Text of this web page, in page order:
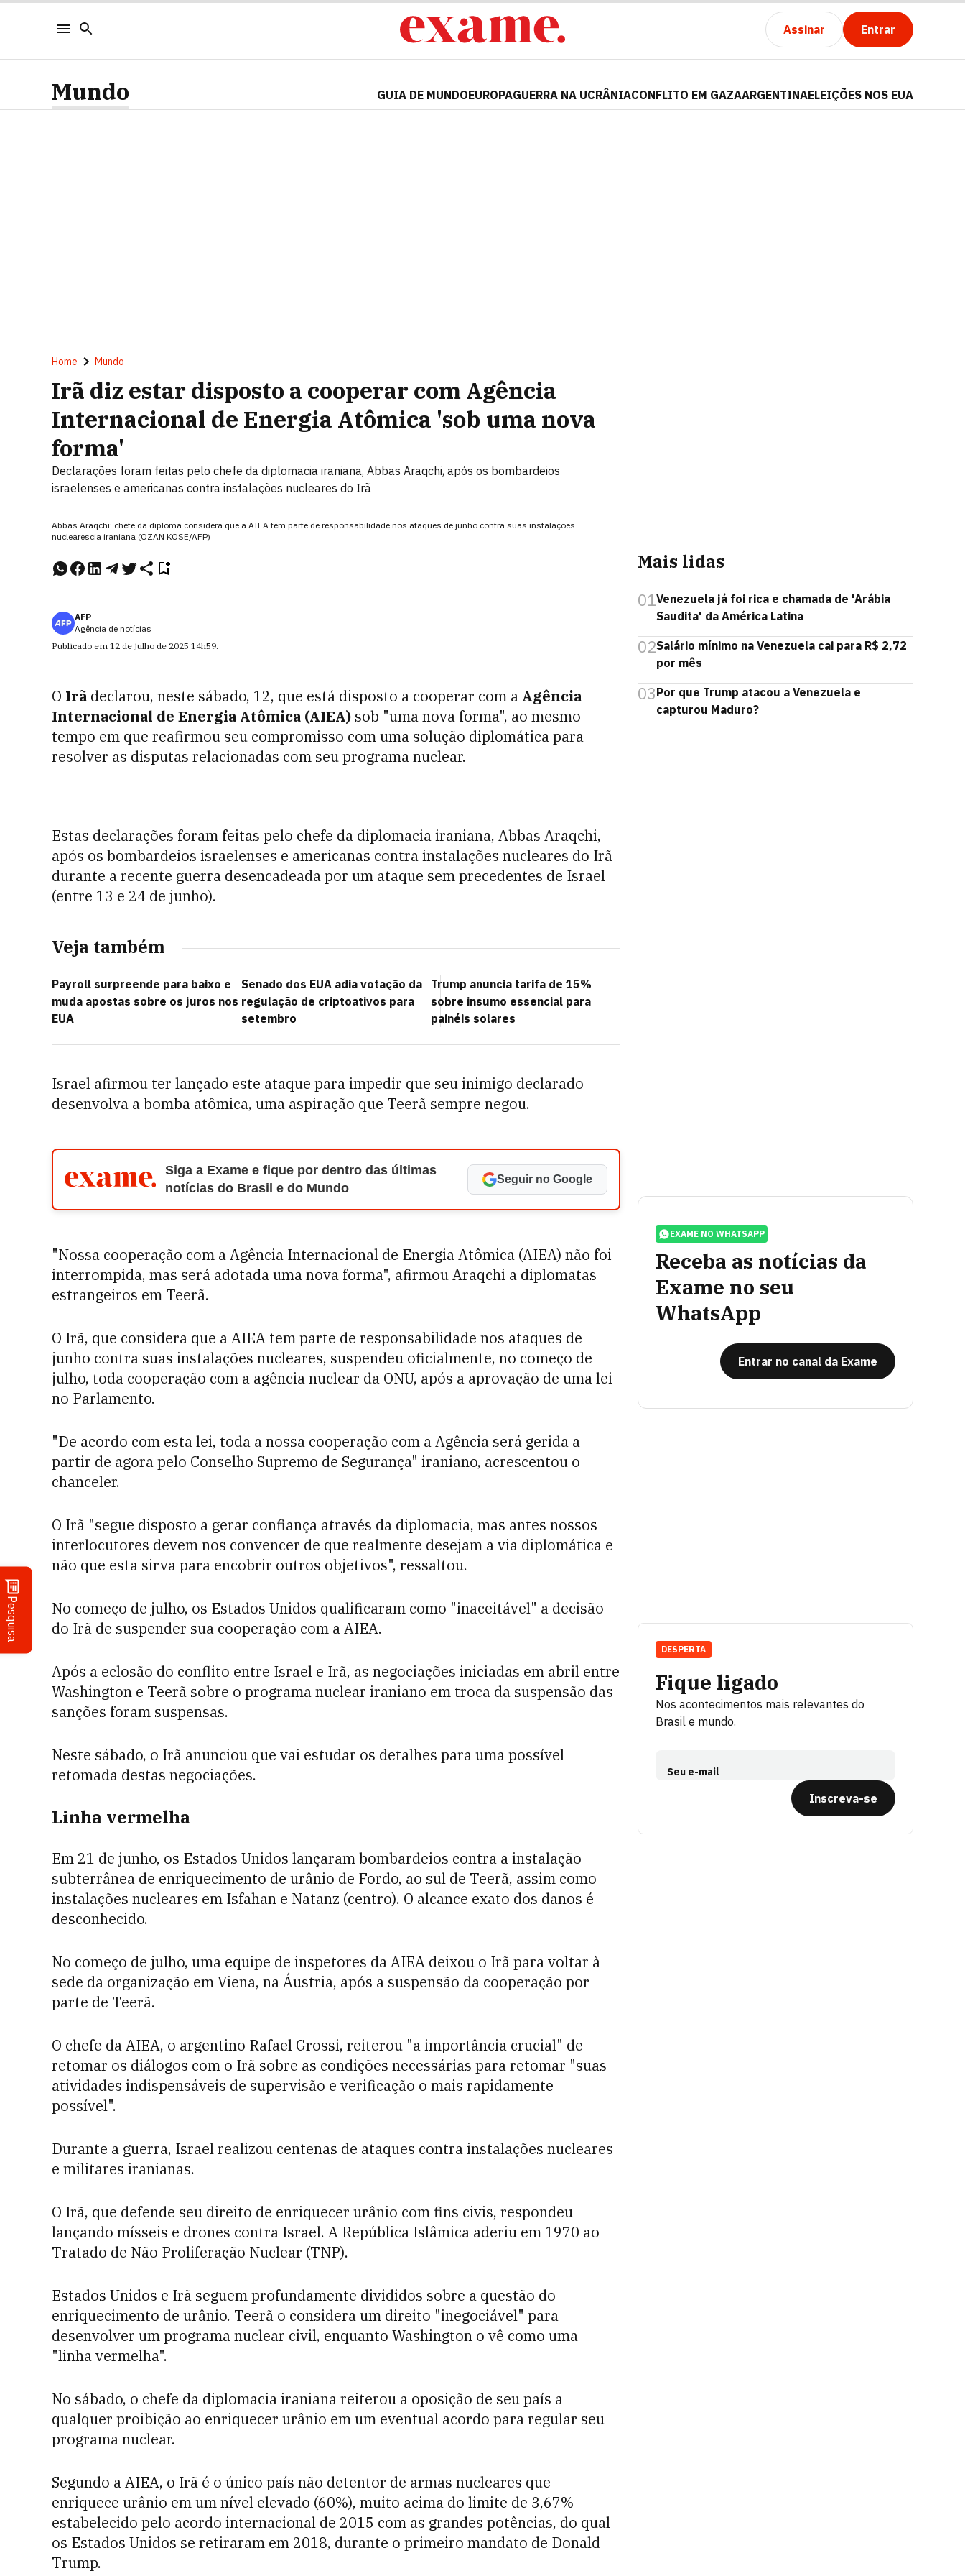
Assinar Entrar
Pesquisa
Mundo GUIA DE MUNDOEUROPAGUERRA NA UCRÂNIACONFLITO EM GAZAARGENTINAELEIÇÕES NOS EUA
Home Mundo
Irã diz estar disposto a cooperar com Agência
Internacional de Energia Atômica 'sob uma nova
forma'
Declarações foram feitas pelo chefe da diplomacia iraniana, Abbas Araqchi, após os bombardeios
israelenses e americanas contra instalações nucleares do Irã
Abbas Araqchi: chefe da diploma considera que a AIEA tem parte de responsabilidade nos ataques de junho contra suas instalações
nuclearescia iraniana (OZAN KOSE/AFP)
AFP
Agência de notícias
Publicado em 12 de julho de 2025 14h59.
O Irã declarou, neste sábado, 12, que está disposto a cooperar com a Agência
Internacional de Energia Atômica (AIEA) sob "uma nova forma", ao mesmo
tempo em que reafirmou seu compromisso com uma solução diplomática para
resolver as disputas relacionadas com seu programa nuclear.
Estas declarações foram feitas pelo chefe da diplomacia iraniana, Abbas Araqchi,
após os bombardeios israelenses e americanas contra instalações nucleares do Irã
durante a recente guerra desencadeada por um ataque sem precedentes de Israel
(entre 13 e 24 de junho).
Veja também
Payroll surpreende para baixo e
muda apostas sobre os juros nos
EUA
Senado dos EUA adia votação da
regulação de criptoativos para
setembro
Trump anuncia tarifa de 15%
sobre insumo essencial para
painéis solares
Israel afirmou ter lançado este ataque para impedir que seu inimigo declarado
desenvolva a bomba atômica, uma aspiração que Teerã sempre negou.
Siga a Exame e fique por dentro das últimas
notícias do Brasil e do Mundo
Seguir no Google
"Nossa cooperação com a Agência Internacional de Energia Atômica (AIEA) não foi
interrompida, mas será adotada uma nova forma", afirmou Araqchi a diplomatas
estrangeiros em Teerã.
O Irã, que considera que a AIEA tem parte de responsabilidade nos ataques de
junho contra suas instalações nucleares, suspendeu oficialmente, no começo de
julho, toda cooperação com a agência nuclear da ONU, após a aprovação de uma lei
no Parlamento.
"De acordo com esta lei, toda a nossa cooperação com a Agência será gerida a
partir de agora pelo Conselho Supremo de Segurança" iraniano, acrescentou o
chanceler.
O Irã "segue disposto a gerar confiança através da diplomacia, mas antes nossos
interlocutores devem nos convencer de que realmente desejam a via diplomática e
não que esta sirva para encobrir outros objetivos", ressaltou.
No começo de julho, os Estados Unidos qualificaram como "inaceitável" a decisão
do Irã de suspender sua cooperação com a AIEA.
Após a eclosão do conflito entre Israel e Irã, as negociações iniciadas em abril entre
Washington e Teerã sobre o programa nuclear iraniano em troca da suspensão das
sanções foram suspensas.
Neste sábado, o Irã anunciou que vai estudar os detalhes para uma possível
retomada destas negociações.
Linha vermelha
Em 21 de junho, os Estados Unidos lançaram bombardeios contra a instalação
subterrânea de enriquecimento de urânio de Fordo, ao sul de Teerã, assim como
instalações nucleares em Isfahan e Natanz (centro). O alcance exato dos danos é
desconhecido.
No começo de julho, uma equipe de inspetores da AIEA deixou o Irã para voltar à
sede da organização em Viena, na Áustria, após a suspensão da cooperação por
parte de Teerã.
O chefe da AIEA, o argentino Rafael Grossi, reiterou "a importância crucial" de
retomar os diálogos com o Irã sobre as condições necessárias para retomar "suas
atividades indispensáveis de supervisão e verificação o mais rapidamente
possível".
Durante a guerra, Israel realizou centenas de ataques contra instalações nucleares
e militares iranianas.
O Irã, que defende seu direito de enriquecer urânio com fins civis, respondeu
lançando mísseis e drones contra Israel. A República Islâmica aderiu em 1970 ao
Tratado de Não Proliferação Nuclear (TNP).
Estados Unidos e Irã seguem profundamente divididos sobre a questão do
enriquecimento de urânio. Teerã o considera um direito "inegociável" para
desenvolver um programa nuclear civil, enquanto Washington o vê como uma
"linha vermelha".
No sábado, o chefe da diplomacia iraniana reiterou a oposição de seu país a
qualquer proibição ao enriquecer urânio em um eventual acordo para regular seu
programa nuclear.
Segundo a AIEA, o Irã é o único país não detentor de armas nucleares que
enriquece urânio em um nível elevado (60%), muito acima do limite de 3,67%
estabelecido pelo acordo internacional de 2015 com as grandes potências, do qual
os Estados Unidos se retiraram em 2018, durante o primeiro mandato de Donald
Trump.
Mais lidas
01Venezuela já foi rica e chamada de 'Arábia
Saudita' da América Latina
02Salário mínimo na Venezuela cai para R$ 2,72
por mês
03Por que Trump atacou a Venezuela e
capturou Maduro?
EXAME NO WHATSAPP
Receba as notícias da
Exame no seu
WhatsApp
Entrar no canal da Exame
Fique ligado
Nos acontecimentos mais relevantes do
Brasil e mundo.
Seu e-mail
Inscreva-se
DESPERTA